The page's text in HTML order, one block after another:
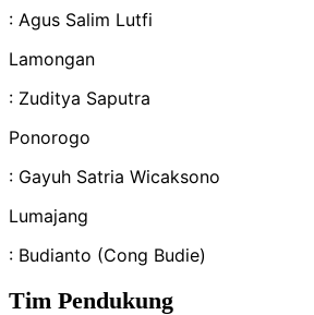
: Agus Salim Lutfi
Lamongan
: Zuditya Saputra
Ponorogo
: Gayuh Satria Wicaksono
Lumajang
: Budianto (Cong Budie)
Tim Pendukung